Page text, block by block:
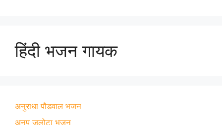
हिंदी भजन गायक
अनुराधा पौडवाल भजन
अनूप जलोटा भजन